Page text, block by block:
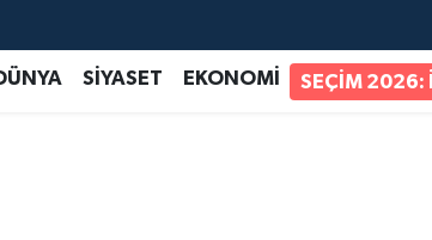
SİYASET EKONOMİ SEÇİM 2026: